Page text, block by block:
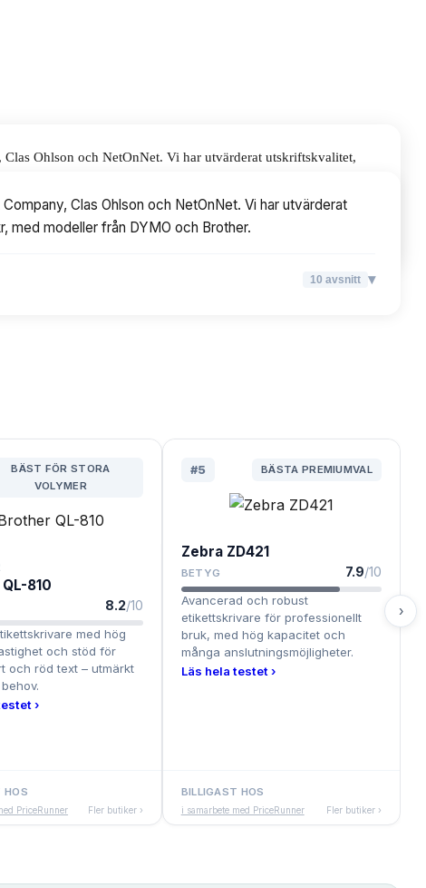
Ohlson och NetOnNet. Vi har utvärderat utskriftskvalitet,
Clas Ohlson och NetOnNet. Vi har utvärderat
med modeller från DYMO och Brother.
10 avsnitt ▾
BÄST FÖR STORA
VOLYMER
810
8.2/10
med hög
och stöd för
och röd text – utmärkt
›
HOS
PriceRunner Fler butiker ›
#5 BÄSTA PREMIUMVAL
Zebra ZD421
BETYG 7.9/10
Avancerad och robust
etikettskrivare för professionellt
bruk, med hög kapacitet och
många anslutningsmöjligheter.
Läs hela testet ›
BILLIGAST HOS
i samarbete med PriceRunner Fler butiker ›
›